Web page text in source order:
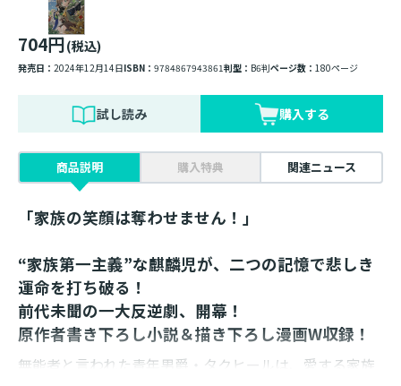
704円(税込)
発売日： 2024年12月14日ISBN： 9784867943861判型： B6判ページ数： 180ページ
試し読み 購入する
商品説明 購入特典 関連ニュース
「家族の笑顔は奪わせません！」
“家族第一主義”な麒麟児が、二つの記憶で悲しき
運命を打ち破る！
前代未聞の一大反逆劇、開幕！
原作者書き下ろし小説＆描き下ろし漫画W収録！
無能者と言われた青年男爵・タクヒールは、愛する家族